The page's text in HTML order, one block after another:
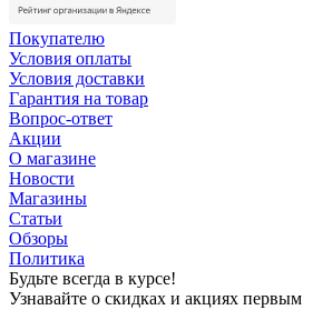
Покупателю
Условия оплаты
Условия доставки
Гарантия на товар
Вопрос-ответ
Акции
О магазине
Новости
Магазины
Статьи
Обзоры
Политика
Будьте всегда в курсе!
Узнавайте о скидках и акциях первым